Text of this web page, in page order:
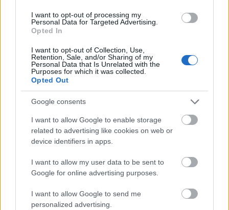
I want to opt-out of processing my
Personal Data for Targeted Advertising.
Opted In
I want to opt-out of Collection, Use,
Retention, Sale, and/or Sharing of my
Personal Data that Is Unrelated with the
Purposes for which it was collected.
Opted Out
Google consents
I want to allow Google to enable storage
related to advertising like cookies on web or
device identifiers in apps.
I want to allow my user data to be sent to
Google for online advertising purposes.
I want to allow Google to send me
personalized advertising.
Fehérvárhoz
Miért kulcsfontosságú a korszerű légtechnika az
egészségügyi intézményekben?